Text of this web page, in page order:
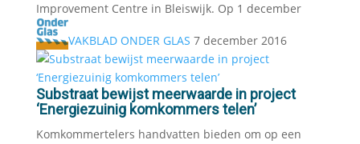
Improvement Centre in Bleiswijk. Op 1 december
VAKBLAD ONDER GLAS 7 december 2016
Substraat bewijst meerwaarde in project
‘Energiezuinig komkommers telen’
Komkommertelers handvatten bieden om op een